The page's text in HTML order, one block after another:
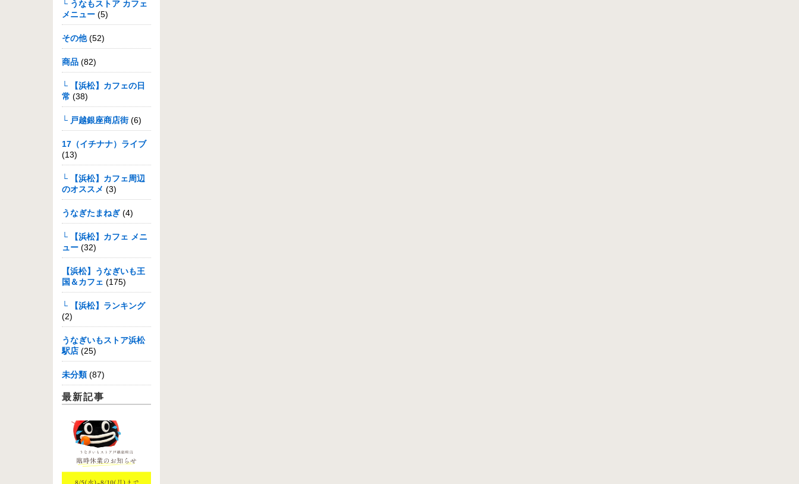
└ うなもストア カフェ
メニュー (5)
その他(52)
商品 (82)
└ 【浜松】カフェの日
常 (38)
└ 戸越銀座商店街(6)
17（イチナナ）ライブ
(13)
└ 【浜松】カフェ周辺
のオススメ (3)
うなぎたまねぎ (4)
└ 【浜松】カフェ メニ
ュー (32)
【浜松】うなぎいも王
国＆カフェ (175)
└ 【浜松】ランキング
(2)
うなぎいもストア浜松
駅店 (25)
未分類 (87)
最新記事